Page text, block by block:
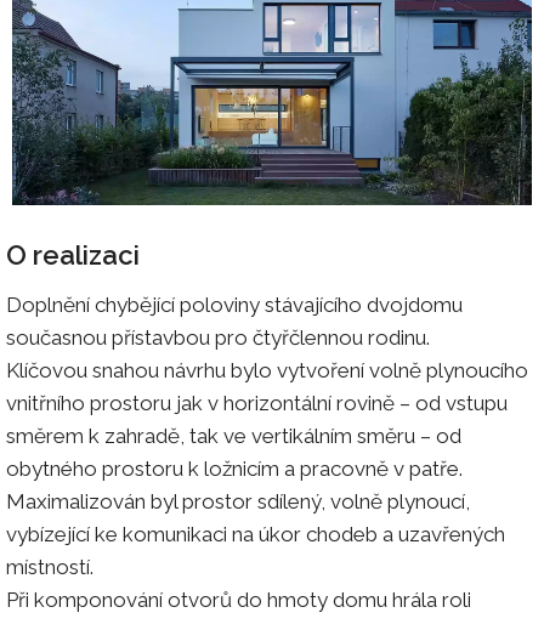
O realizaci
Doplnění chybějící poloviny stávajícího dvojdomu
současnou přístavbou pro čtyřčlennou rodinu.
Klíčovou snahou návrhu bylo vytvoření volně plynoucího
vnitřního prostoru jak v horizontální rovině – od vstupu
směrem k zahradě, tak ve vertikálním směru – od
obytného prostoru k ložnicím a pracovně v patře.
Maximalizován byl prostor sdílený, volně plynoucí,
vybízející ke komunikaci na úkor chodeb a uzavřených
místností.
Při komponování otvorů do hmoty domu hrála roli